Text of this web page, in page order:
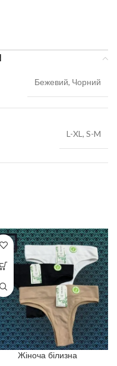
Бежевий, Чорний
L-XL, S-M
Жіноча білизна